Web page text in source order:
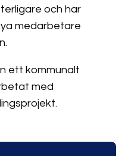
och har
medarbetare
ett kommunalt
med